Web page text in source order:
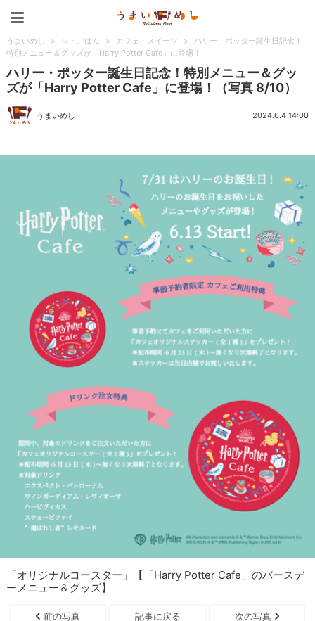
うまいめし > ソトごはん > カフェ・スイーツ >
ハリー・ポッター誕生日記念！
特別メニュー＆グッズが「Harry Potter Cafe」に登場！
ハリー・ポッター誕生日記念！特別メニュー＆グッ
ズが「Harry Potter Cafe」に登場！（写真 8/10）
うまいめし 2024.6.4 14:00
「オリジナルコースター」【「Harry Potter Cafe」のバースデ
ーメニュー＆グッズ】
前の写真 記事に戻る 次の写真